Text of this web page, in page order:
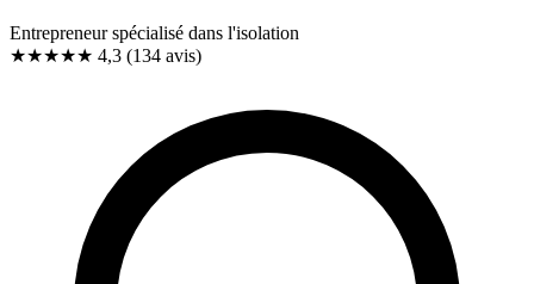
Entrepreneur spécialisé dans l'isolation
★★★★★ 4,3 (134 avis)